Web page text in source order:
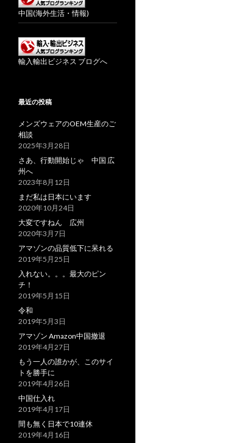
中国(海外生活・情報)
輸入輸出ビジネス ブログへ
最近の投稿
メンズウェアのOEM生産のご
相談
2025年3月28日
さあ、行動開始じゃ 中国 広
州へ
2023年8月12日
まだ私は日本にいます
2020年10月24日
大変ですねん 広州
2020年3月7日
アマゾンの品質低下に呆れる
2019年5月25日
入れない。。。最大のピン
チ！
2019年5月15日
令和
2019年5月3日
アマゾン Amazon中国撤退
2019年4月27日
もう一人の誰かが、このサイ
トを勝手に
2019年4月26日
中国仕入れ
2019年4月17日
間も無く日本で10連休
2019年4月16日